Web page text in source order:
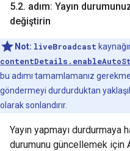
5.2. adım: Yayın
değiştirin
Not: liveBroadcast
bu adımı tamamlamanız
göndermeyi durdurduktan
olarak sonlandırır.
Yayın yapmayı durdurmaya
durumunu güncellemek için